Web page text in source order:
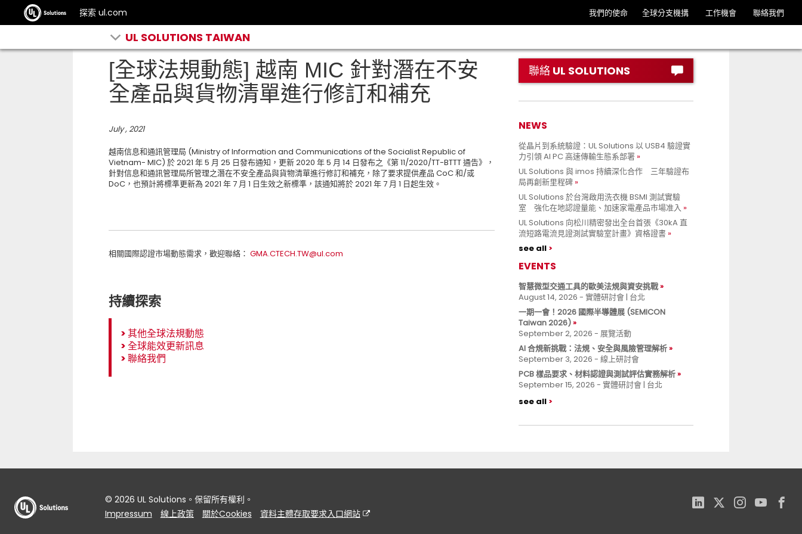
探索 ul.com 我們的使命 全球分支機搆 工作機會 聯絡我們
UL SOLUTIONS TAIWAN
[全球法規動態] 越南 MIC 針對潛在不安
全產品與貨物清單進行修訂和補充
July , 2021
越南信息和通訊管理局 (Ministry of Information and Communications of the Socialist Republic of
Vietnam- MIC) 於 2021 年 5 月 25 日發布通知，更新 2020 年 5 月 14 日發布之《第 11/2020/TT-BTTT 通告》，
針對信息和通訊管理局所管理之潛在不安全產品與貨物清單進行修訂和補充，除了要求提供產品 CoC 和/或
DoC，也預計將標準更新為 2021 年 7 月 1 日生效之新標準，該通知將於 2021 年 7 月 1 日起生效。
相關國際認證市場動態需求，歡迎聯絡： GMA.CTECH.TW@ul.com
持續探索
>其他全球法規動態
>全球能效更新訊息
>聯絡我們
聯絡 UL SOLUTIONS
NEWS
從晶片到系統驗證：UL Solutions 以 USB4 驗證實
力引領 AI PC 高速傳輸生態系部署
UL Solutions 與 imos 持續深化合作 三年驗證布
局再創新里程碑
UL Solutions 於台灣啟用洗衣機 BSMI 測試實驗
室 強化在地認證量能、加速家電產品市場准入
UL Solutions 向松川精密發出全台首張《30kA 直
流短路電流見證測試實驗室計畫》資格證書
see all
EVENTS
智慧微型交通工具的歐美法規與資安挑戰
August 14, 2026 - 實體研討會 | 台北
一期一會！2026 國際半導體展 (SEMICON
Taiwan 2026)
September 2, 2026 - 展覽活動
AI 合規新挑戰：法規、安全與風險管理解析
September 3, 2026 - 線上研討會
PCB 樣品要求、材料認證與測試評估實務解析
September 15, 2026 - 實體研討會 | 台北
see all
© 2026 UL Solutions。保留所有權利。
Impressum
線上政策 關於Cookies 資料主體存取要求入口網站